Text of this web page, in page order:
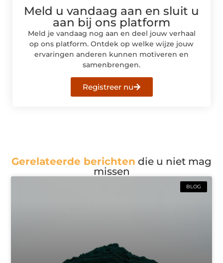
Meld u vandaag aan en sluit u
aan bij ons platform
Meld je vandaag nog aan en deel jouw verhaal
op ons platform. Ontdek op welke wijze jouw
ervaringen anderen kunnen motiveren en
samenbrengen.
Registreer nu
Gerelateerde berichten die u niet mag
missen
BLOG